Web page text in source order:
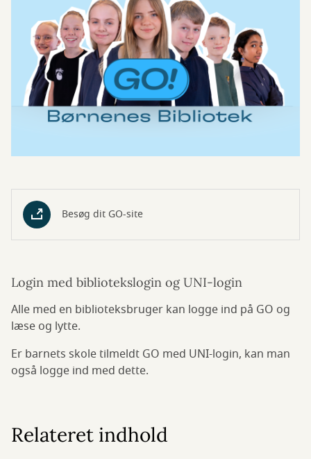
Besøg dit GO-site
Login med bibliotekslogin og UNI-login
Alle med en biblioteksbruger kan logge ind på GO og
læse og lytte.
Er barnets skole tilmeldt GO med UNI-login, kan man
også logge ind med dette.
Relateret indhold